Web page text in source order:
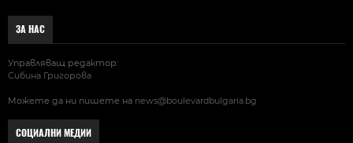
ЗА НАС
Управляващ редактор:
Сибина Григорова
Можете да ни пишете на news@boulevardbulgaria.bg
СОЦИАЛНИ МЕДИИ